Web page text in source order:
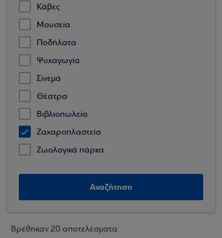
Κάβες
Μουσεία
Ποδήλατα
Ψυχαγωγία
Σινεμά
Θέατρα
Βιβλιοπωλεία
Ζαχαροπλαστεία
Ζωολογικά πάρκα
Αναζήτηση
Βρέθηκαν 20 αποτελέσματα